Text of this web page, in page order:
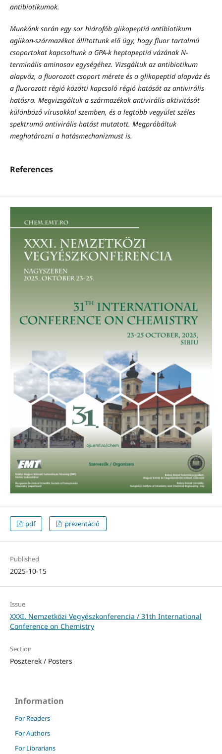
antibiotikumok.
Munkánk során egy sor hidrofób glikopeptid antibiotikum
aglikon-származékot állítottunk elő úgy, hogy fluor tartalmú
csoportokat kapcsoltunk a GPA-k heptapeptid vázának N-
terminális aminosav egységéhez. Vizsgáltuk az antibiotikum
alapváz, a fluorozott csoport mérete és a glikopeptid alapváz és
a fluorozott régió közötti kapcsoló régió hatását az antivirális
hatásra. Megvizsgáltuk a származékok antivirális aktivitását
különböző vírusokkal szemben, és a legtöbb vegyület széles
spektrumú antivirális hatást mutatott. Megpróbáltuk
meghatározni a hatásmechanizmust is.
References
pdf prezentáció
Published
2025-10-15
Issue
XXXI. Nemzetközi Vegyészkonferencia / 31th International
Conference on Chemistry
Section
Poszterek / Posters
Information
For Readers
For Authors
For Librarians